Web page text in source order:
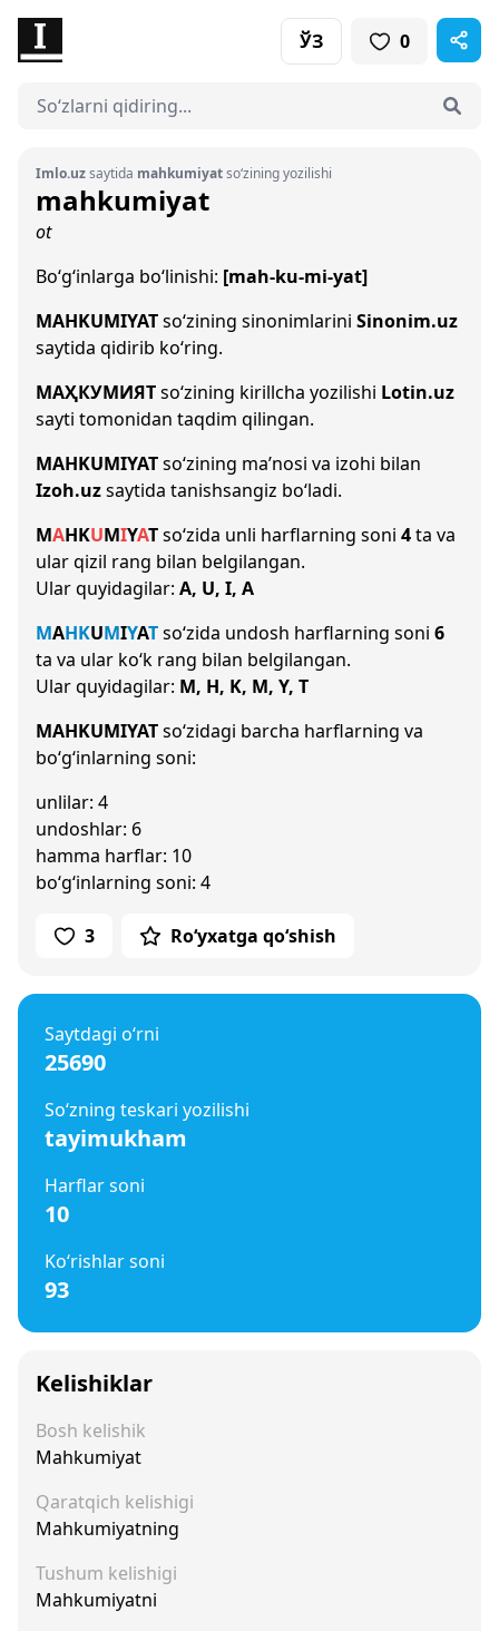
ЎЗ 0
Imlo.uzsaytida mahkumiyatso‘zining yozilishi
mahkumiyat
ot
Bo‘g‘inlarga bo‘linishi: [mah-ku-mi-yat]
MAHKUMIYATso‘zining sinonimlarini Sinonim.uz
saytida qidirib ko‘ring.
МАҲКУМИЯТso‘zining kirillcha yozilishi Lotin.uz
sayti tomonidan taqdim qilingan.
MAHKUMIYATso‘zining ma’nosi va izohi bilan
Izoh.uzsaytida tanishsangiz bo‘ladi.
MAHKUMIYATso‘zida unli harflarning soni 4ta va
ular qizil rang bilan belgilangan.
Ular quyidagilar: A, U, I, A
MAHKUMIYATso‘zida undosh harflarning soni 6
ta va ular ko‘k rang bilan belgilangan.
Ular quyidagilar: M, H, K, M, Y, T
MAHKUMIYATso‘zidagi barcha harflarning va
bo‘g‘inlarning soni:
unlilar: 4
undoshlar: 6
hamma harflar: 10
bo‘g‘inlarning soni: 4
3 Ro‘yxatga qo‘shish
Saytdagi o‘rni
25690
So‘zning teskari yozilishi
tayimukham
Harflar soni
10
Ko‘rishlar soni
93
Kelishiklar
Bosh kelishik
Mahkumiyat
Qaratqich kelishigi
Mahkumiyatning
Tushum kelishigi
Mahkumiyatni